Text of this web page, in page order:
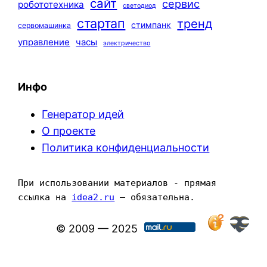
робототехника сайт светодиод сервис
сервомашинка стартап стимпанк тренд
управление часы электричество
Инфо
Генератор идей
О проекте
Политика конфиденциальности
При использовании материалов - прямая
ссылка на idea2.ru — обязательна.
© 2009 — 2025